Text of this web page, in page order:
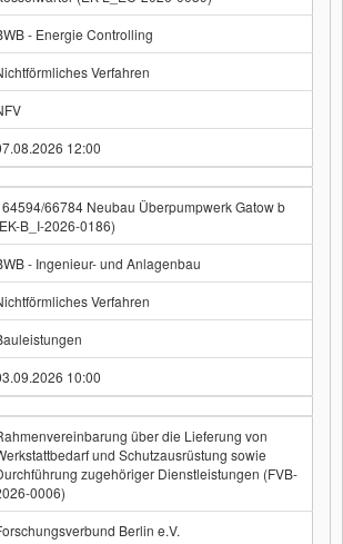
- Energie Controlling
Verfahren
12:00
66784 Neubau Überpumpwerk Gatow b
B_I-2026-0186)
- Ingenieur- und Anlagenbau
Verfahren
10:00
über die Lieferung von
und Schutzausrüstung sowie
zugehöriger Dienstleistungen (FVB-
0006)
Berlin e.V.